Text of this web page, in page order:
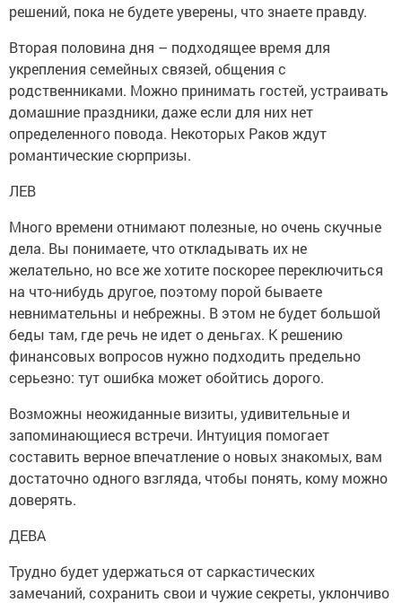
решений, пока не будете уверены, что знаете правду.
Вторая половина дня – подходящее время для
укрепления семейных связей, общения с
родственниками. Можно принимать гостей, устраивать
домашние праздники, даже если для них нет
определенного повода. Некоторых Раков ждут
романтические сюрпризы.
ЛЕВ
Много времени отнимают полезные, но очень скучные
дела. Вы понимаете, что откладывать их не
желательно, но все же хотите поскорее переключиться
на что-нибудь другое, поэтому порой бываете
невнимательны и небрежны. В этом не будет большой
беды там, где речь не идет о деньгах. К решению
финансовых вопросов нужно подходить предельно
серьезно: тут ошибка может обойтись дорого.
Возможны неожиданные визиты, удивительные и
запоминающиеся встречи. Интуиция помогает
составить верное впечатление о новых знакомых, вам
достаточно одного взгляда, чтобы понять, кому можно
доверять.
ДЕВА
Трудно будет удержаться от саркастических
замечаний, сохранить свои и чужие секреты, уклончиво